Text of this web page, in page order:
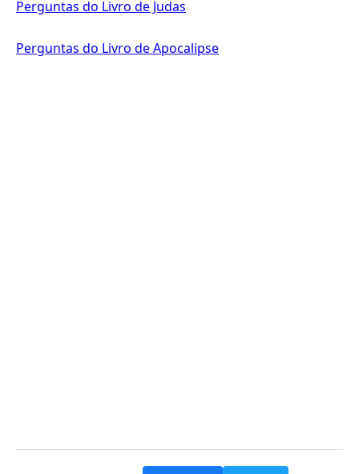
Perguntas do Livro de Judas
Perguntas do Livro de Apocalipse